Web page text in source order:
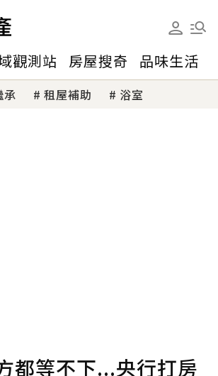
觀測站 房屋搜奇 品味生活
承 租屋補助 浴室
都等不下...央行打房